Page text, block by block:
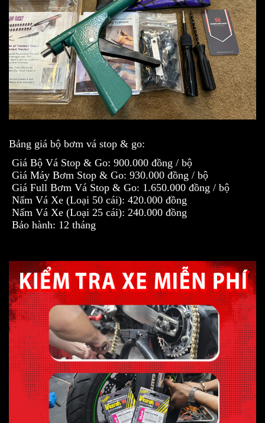
Bảng giá bộ bơm vá stop & go:
Giá Bộ Vá Stop & Go: 900.000 đồng / bộ
Giá Máy Bơm Stop & Go: 930.000 đồng / bộ
Giá Full Bơm Vá Stop & Go: 1.650.000 đồng / bộ
Nấm Vá Xe (Loại 50 cái): 420.000 đồng
Nấm Vá Xe (Loại 25 cái): 240.000 đồng
Bảo hành: 12 tháng